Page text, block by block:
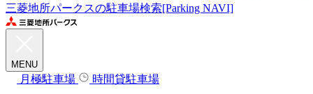
三菱地所パークスの駐車場検索[Parking NAVI]
MENU
月極駐車場 時間貸駐車場